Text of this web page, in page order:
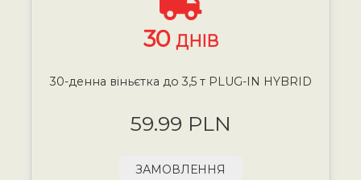
30 ДНІВ
30-денна віньєтка до 3,5 т PLUG-IN HYBRID
59.99 PLN
ЗАМОВЛЕННЯ